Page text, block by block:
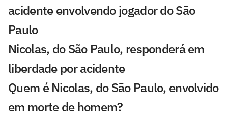
acidente envolvendo jogador do São
Paulo
Nicolas, do São Paulo, responderá em
liberdade por acidente
Quem é Nicolas, do São Paulo, envolvido
em morte de homem?